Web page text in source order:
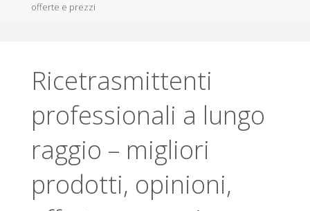
offerte e prezzi
Ricetrasmittenti
professionali a lungo
raggio – migliori
prodotti, opinioni,